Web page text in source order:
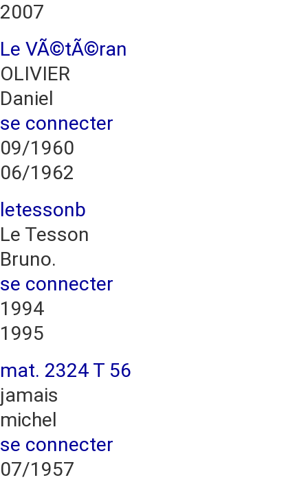
2007
Le VÃ©tÃ©ran
OLIVIER
Daniel
se connecter
09/1960
06/1962
letessonb
Le Tesson
Bruno.
se connecter
1994
1995
mat. 2324 T 56
jamais
michel
se connecter
07/1957